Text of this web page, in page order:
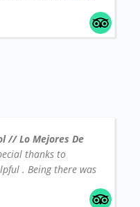
// Lo Mejores De
thanks to
. Being there was